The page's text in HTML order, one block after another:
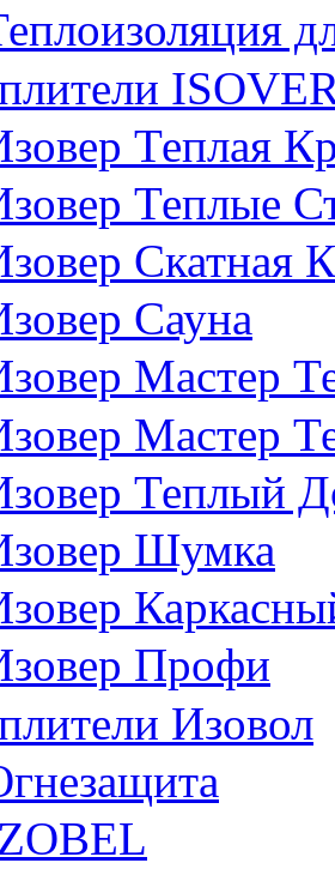
Теплая
Теплые
Скатная
Сауна
Мастер
Мастер
Теплый
Шумка
Профи
Изовол